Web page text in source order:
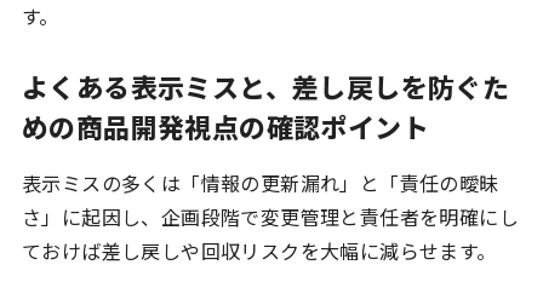
す。
よくある表示ミスと、差し戻しを防ぐた
めの商品開発視点の確認ポイント
表示ミスの多くは「情報の更新漏れ」と「責任の曖昧
さ」に起因し、企画段階で変更管理と責任者を明確にし
ておけば差し戻しや回収リスクを大幅に減らせます。